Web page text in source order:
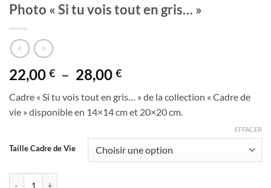
Photo « Si tu vois tout en gris… »
22,00 € – 28,00 €Plage
prix :
22,00 €
28,00 €
Cadre « Si tu vois tout en gris… » de la collection « Cadre de
vie » disponible en 14×14 cm et 20×20 cm.
Taille Cadre de Vie
EFFACER